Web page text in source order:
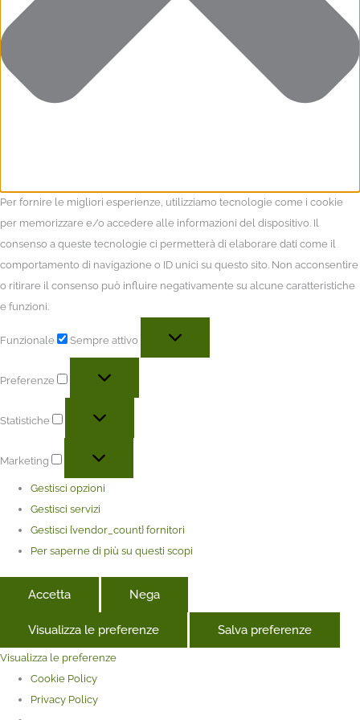
Per fornire le migliori esperienze, utilizziamo tecnologie come i cookie
per memorizzare e/o accedere alle informazioni del dispositivo. Il
consenso a queste tecnologie ci permetterà di elaborare dati come il
comportamento di navigazione o ID unici su questo sito. Non acconsentire
o ritirare il consenso può influire negativamente su alcune caratteristiche
e funzioni.
Funzionale Sempre attivo
Preferenze
Statistiche
Marketing
Gestisci opzioni
Gestisci servizi
Gestisci {vendor_count} fornitori
Per saperne di più su questi scopi
Accetta Nega
Visualizza le preferenze Salva preferenze
Visualizza le preferenze
Cookie Policy
Privacy Policy